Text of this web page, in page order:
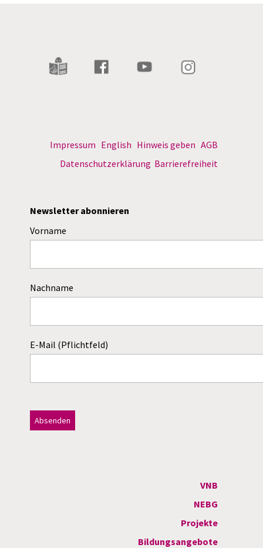
Impressum English Hinweis geben AGB
Datenschutzerklärung Barrierefreiheit
Newsletter abonnieren
Vorname
Nachname
E-Mail (Pflichtfeld)
VNB
NEBG
Projekte
Bildungsangebote